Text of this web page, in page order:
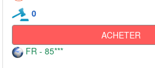
0
ACHETER
FR - 85***